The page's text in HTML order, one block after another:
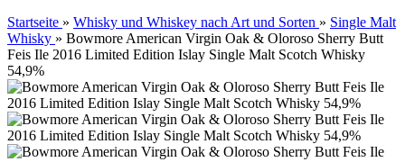
Startseite » Whisky und Whiskey nach Art und Sorten » Single Malt
Whisky » Bowmore American Virgin Oak & Oloroso Sherry Butt
Feis Ile 2016 Limited Edition Islay Single Malt Scotch Whisky
54,9%